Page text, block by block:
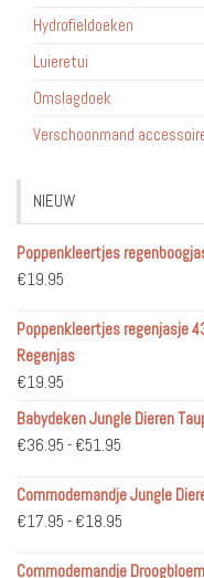
Hydrofieldoeken
Luieretui
Omslagdoek
Verschoonmand
NIEUW
Poppenkleertjes
€19.95
Poppenkleertjes regenjasje
Regenjas
€19.95
Babydeken Jungle Dieren
€36.95 - €51.95
tot
€51.95
Commodemandje Jungle
€17.95 - €18.95
tot
Commodemandje